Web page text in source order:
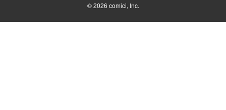
© 2026 comici, Inc.